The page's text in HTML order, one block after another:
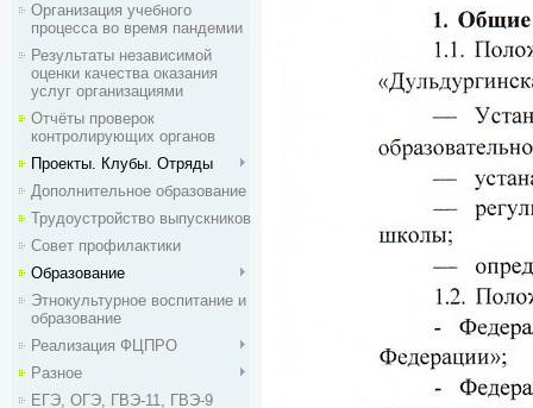
Организация учебного
процесса во время пандемии
Результаты независимой
оценки качества оказания
услуг организациями
Отчёты проверок
контролирующих органов
Проекты. Клубы. Отряды
Дополнительное образование
Трудоустройство выпускников
Совет профилактики
Образование
Этнокультурное воспитание и
образование
Реализация ФЦПРО
Разное
ЕГЭ, ОГЭ, ГВЭ-11, ГВЭ-9